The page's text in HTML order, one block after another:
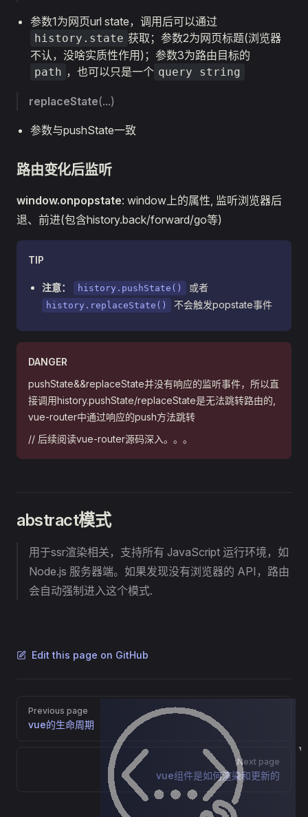
参数1为网页url state，调用后可以通过
history.state 获取；参数2为网页标题(浏览器
不认，没啥实质性作用)；参数3为路由目标的
path ，也可以只是一个 query string
replaceState(...)
参数与pushState一致
路由变化后监听
window.onpopstate: window上的属性, 监听浏览器后
退、前进(包含history.back/forward/go等)
TIP
注意： history.pushState() 或者
history.replaceState() 不会触发popstate事件
DANGER
pushState&&replaceState并没有响应的监听事件，所以直
接调用history.pushState/replaceState是无法跳转路由的,
vue-router中通过响应的push方法跳转
// 后续阅读vue-router源码深入。。。
abstract模式
用于ssr渲染相关，支持所有 JavaScript 运行环境，如
Node.js 服务器端。如果发现没有浏览器的 API，路由
会自动强制进入这个模式.
Edit this page on GitHub
Pager
Previous page
vue的生命周期
Next page
vue组件是如何渲染和更新的